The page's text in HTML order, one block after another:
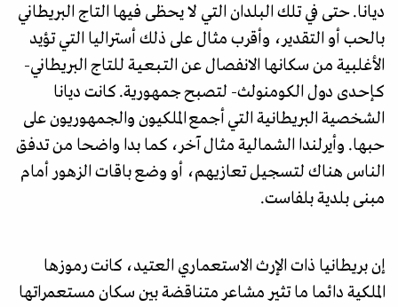
ديانا. حتى في تلك البلدان التي لا يحظى فيها التاج البريطاني
بالحب أو التقدير، وأقرب مثال على ذلك أستراليا التي تؤيد
الأغلبية من سكانها الانفصال عن التـبـعـيـة للتاج البريطاني-
كـإحـدى دول الكومنولث- لتصبح جمهورية. كانت ديانا
الشخصية البريطانية التي أجمع الملكيون والجمهوريون على
حبها. وأيرلندا الشمالية مثال آخر، كما بدا واضحا من تدفق
الناس هناك لتسجيل تعازيهم، أو وضع باقات الزهور أمام
مبنى بلدية بلفاست.
إن بريطانيا ذات الإرث الاستعماري العتيد، كانت رموزها
الملكية دائما ما تثير مشاعر متناقضة بين سكان مستعمراتها